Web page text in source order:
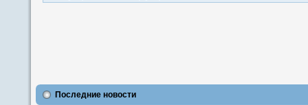
Последние новости